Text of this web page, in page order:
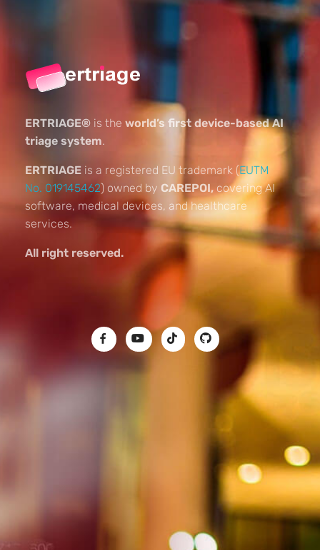
ERTRIAGE® is the world’s first device-based AI
triage system.
ERTRIAGE is a registered EU trademark (EUTM
No. 019145462) owned by CAREPOI,covering AI
software, medical devices, and healthcare
services.
All right reserved.